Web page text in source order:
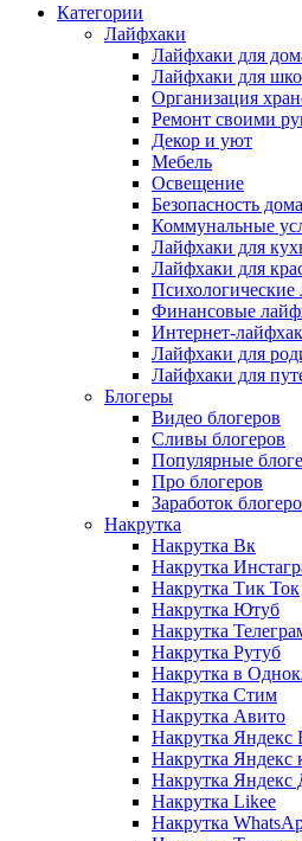
Категории
Лайфхаки
Лайфхаки для
Лайфхаки для
Организация
Ремонт своими
Декор и уют
Мебель
Освещение
Безопасность дома
Коммунальные
Лайфхаки для
Лайфхаки для
Психологические
Финансовые
Интернет-
Лайфхаки для
Лайфхаки для
Блогеры
Видео блогеров
Сливы блогеров
Популярные
Про блогеров
Заработок
Накрутка
Накрутка Вк
Накрутка
Накрутка Тик Ток
Накрутка Ютуб
Накрутка
Накрутка Рутуб
Накрутка в
Накрутка Стим
Накрутка Авито
Накрутка Яндекс
Накрутка Яндекс
Накрутка Яндекс
Накрутка Likee
Накрутка